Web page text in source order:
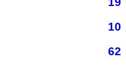
10
62